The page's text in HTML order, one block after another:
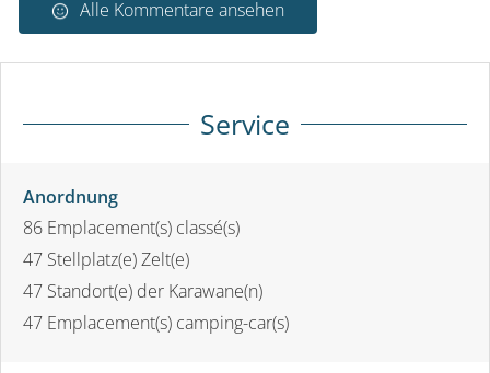
Alle Kommentare ansehen
Service
Anordnung
86 Emplacement(s) classé(s)
47 Stellplatz(e) Zelt(e)
47 Standort(e) der Karawane(n)
47 Emplacement(s) camping-car(s)